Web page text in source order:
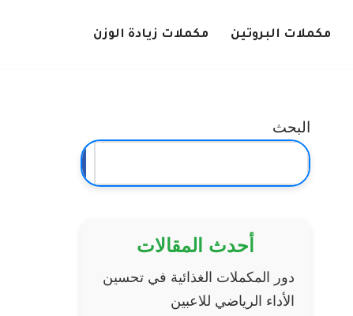
مكملات البروتين مكملات زيادة الوزن
البحث
أحدث المقالات
دور المكملات الغذائية في تحسين
الأداء الرياضي للاعبين